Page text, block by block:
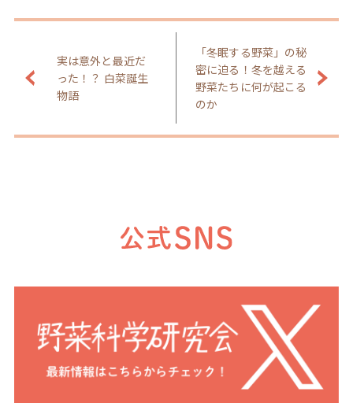
実は意外と最近だ
った！？ 白菜誕生
物語
「冬眠する野菜」の秘
密に迫る！冬を越える
野菜たちに何が起こる
のか